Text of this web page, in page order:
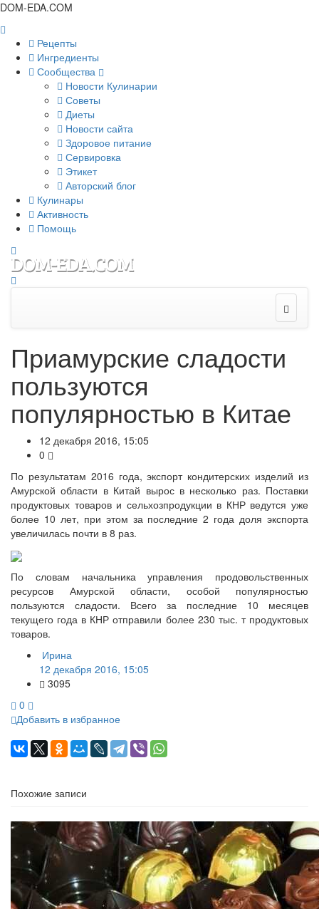
DOM-EDA.COM
Рецепты
Ингредиенты
Сообщества
Новости Кулинарии
Советы
Диеты
Новости сайта
Здоровое питание
Сервировка
Этикет
Авторский блог
Кулинары
Активность
Помощь
Приамурские сладости
пользуются
популярностью в Китае
12 декабря 2016, 15:05
0
По результатам 2016 года, экспорт кондитерских изделий из
Амурской области в Китай вырос в несколько раз. Поставки
продуктовых товаров и сельхозпродукции в КНР ведутся уже
более 10 лет, при этом за последние 2 года доля экспорта
увеличилась почти в 8 раз.
По словам начальника управления продовольственных
ресурсов Амурской области, особой популярностью
пользуются сладости. Всего за последние 10 месяцев
текущего года в КНР отправили более 230 тыс. т продуктовых
товаров.
Ирина
12 декабря 2016, 15:05
3095
0
Добавить в избранное
Похожие записи